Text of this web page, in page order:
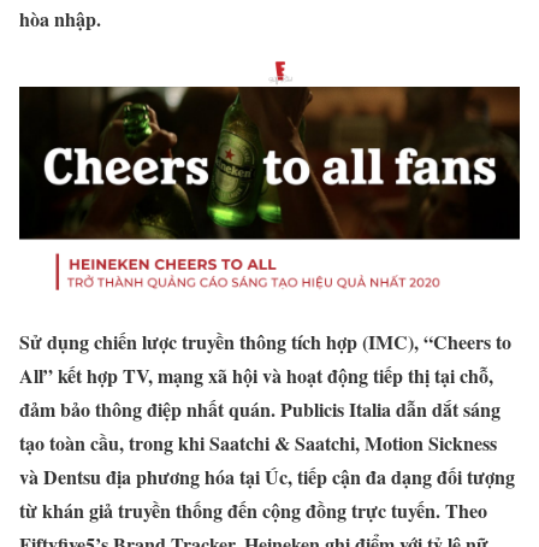
hòa nhập.
Sử dụng chiến lược truyền thông tích hợp (IMC), “Cheers to
All” kết hợp TV, mạng xã hội và hoạt động tiếp thị tại chỗ,
đảm bảo thông điệp nhất quán. Publicis Italia dẫn dắt sáng
tạo toàn cầu, trong khi Saatchi & Saatchi, Motion Sickness
và Dentsu địa phương hóa tại Úc, tiếp cận đa dạng đối tượng
từ khán giả truyền thống đến cộng đồng trực tuyến. Theo